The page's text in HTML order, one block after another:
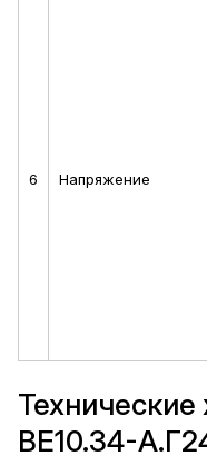
6 Напряжение
Технические
ВЕ10.34-